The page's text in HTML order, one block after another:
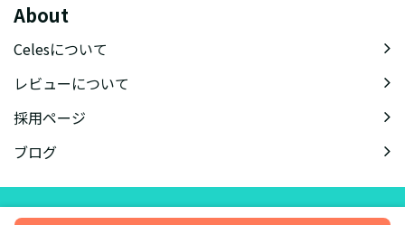
About
Celesについて
レビューについて
採用ページ
ブログ
会社概要特定商取引法に基づく表記会員規約プライバシーポリシー